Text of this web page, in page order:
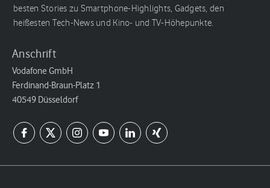
besten Stories zu Smartphone-Highlights, Gadgets, den
heißesten Tech-News und Kino- und TV-Höhepunkte.
Anschrift
Vodafone GmbH
Ferdinand-Braun-Platz 1
40549 Düsseldorf